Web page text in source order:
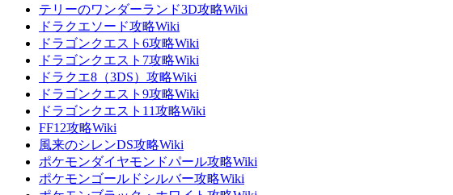
テリーのワンダーランド3D攻略Wiki
ドラクエソード攻略Wiki
ドラゴンクエスト6攻略Wiki
ドラゴンクエスト7攻略Wiki
ドラクエ8（3DS）攻略Wiki
ドラゴンクエスト9攻略Wiki
ドラゴンクエスト11攻略Wiki
FF12攻略Wiki
風来のシレンDS攻略Wiki
ポケモンダイヤモンドパール攻略Wiki
ポケモンゴールドシルバー攻略Wiki